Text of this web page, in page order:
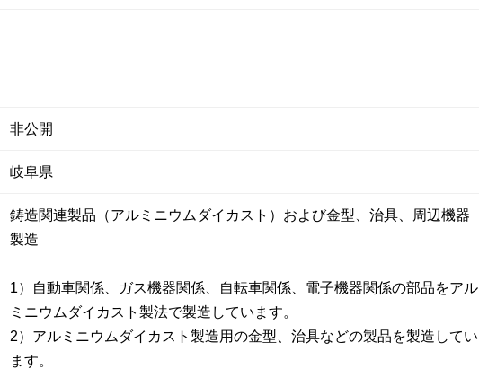
非公開
岐阜県
鋳造関連製品（アルミニウムダイカスト）および金型、治具、周辺機器
製造
1）自動車関係、ガス機器関係、自転車関係、電子機器関係の部品をアル
ミニウムダイカスト製法で製造しています。
2）アルミニウムダイカスト製造用の金型、治具などの製品を製造してい
ます。